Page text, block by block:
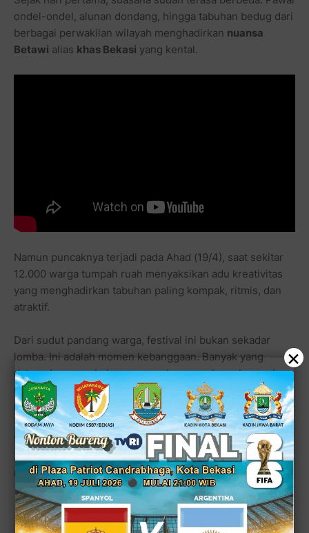
ondel-ondel, alunan dondang, hingga tabuhan bedug dari
berbagai perwakilan wilayah menghadirkan nuansa
Betawi alias khas Bekasi yang kental.
Namun puncaknya terjadi pada Ahad (19/4), saat sekitar
12.000 warga tumpah ruah menyaksikan adu kreativitas
yang menghadirkan tabuhan paling kompak, ritmis, dan
atraktif.
Dari sudut pandang warga, festival ini bukan sekadar
lomba. Ini adalah momen kebanggaan. Banyak yang
datang bersama keluarga, membawa anak-anak mereka
untuk mengenal budaya yang mungkin mulai jarang
mereka lihat di keseharian.
“Kalau bukan kita yang ramaikan, siapa lagi? Ini budaya
kita,” ujar salah satu warga yang hadir, sambil
mengabadikan momen dengan ponselnya.
×